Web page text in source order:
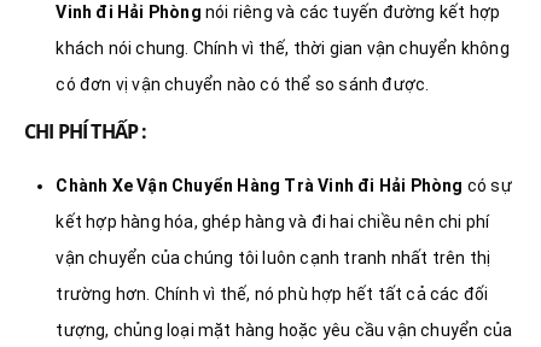
Vinh đi Hải Phòng nói riêng và các tuyến đường kết hợp
khách nói chung. Chính vì thế, thời gian vận chuyển không
có đơn vị vận chuyển nào có thể so sánh được.
CHI PHÍ THẤP :
Chành Xe Vận Chuyển Hàng Trà Vinh đi Hải Phòng có sự
kết hợp hàng hóa, ghép hàng và đi hai chiều nên chi phí
vận chuyển của chúng tôi luôn cạnh tranh nhất trên thị
trường hơn. Chính vì thế, nó phù hợp hết tất cả các đối
tượng, chủng loại mặt hàng hoặc yêu cầu vận chuyển của